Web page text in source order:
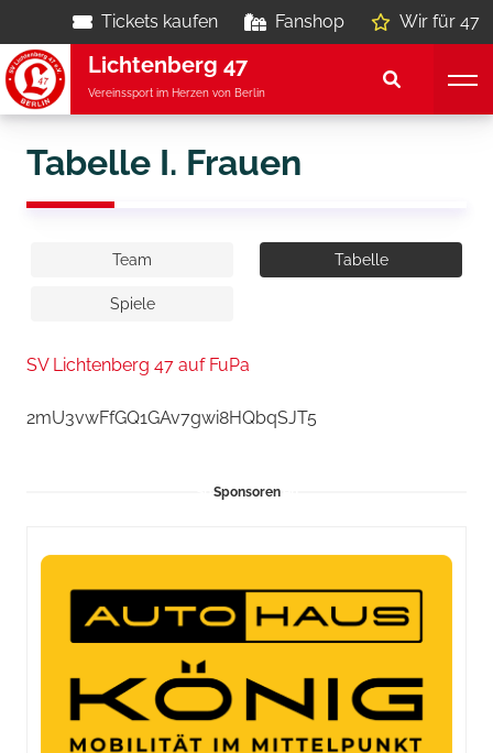
Tickets kaufen Fanshop Wir für 47
Lichtenberg 47
Vereinssport im Herzen von Berlin
Tabelle I. Frauen
Team Tabelle
Spiele
SV Lichtenberg 47 auf FuPa
2mU3vwFfGQ1GAv7gwi8HQbqSJT5
Sponsoren